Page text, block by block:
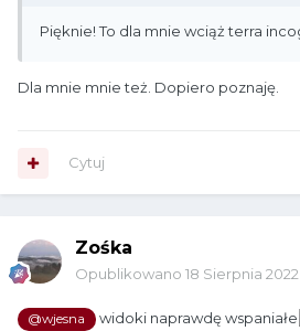
Pięknie! To dla mnie wciąż terra
Dla mnie mnie też. Dopiero poznaję.
Cytuj
Zośka
Opublikowano 18 Sierpnia 2022
@wjesna widoki naprawdę wspaniałe